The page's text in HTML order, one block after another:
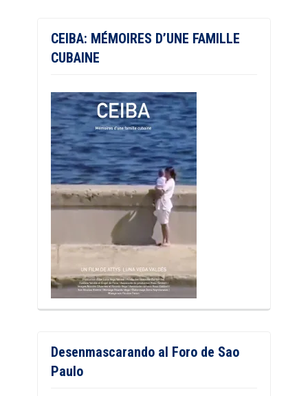
CEIBA: MÉMOIRES D’UNE FAMILLE
CUBAINE
Desenmascarando al Foro de Sao
Paulo